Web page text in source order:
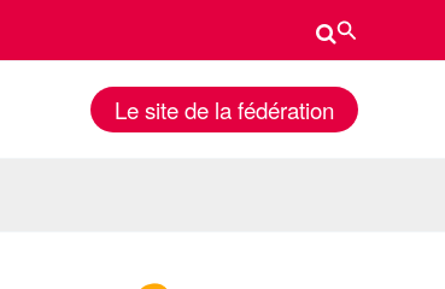
Rechercher
Le site de la fédération